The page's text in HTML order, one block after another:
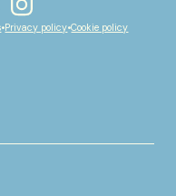
instagram
•Privacy policy•Cookie policy